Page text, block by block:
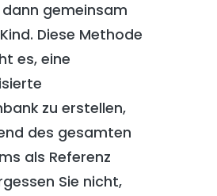
dann gemeinsam
Diese Methode
es, eine
zu erstellen,
des gesamten
als Referenz
Sie nicht,